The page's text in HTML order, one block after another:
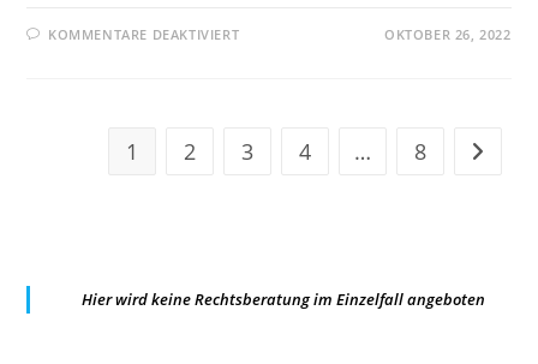
KOMMENTARE DEAKTIVIERTFÜR
EINER
REISE
ÜBER
OPTION
OKTOBER 26, 2022
1 2 3 4 … 8 Zur
Hier wird keine Rechtsberatung im Einzelfall angeboten